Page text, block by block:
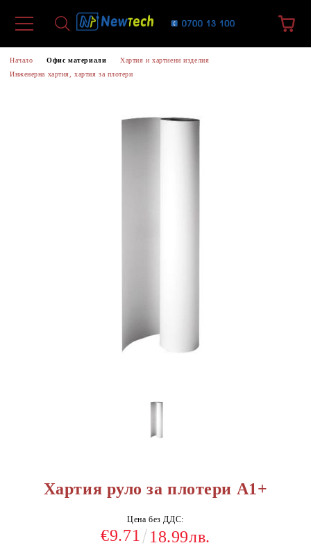
Начало Офис материали
Хартия и хартиени изделия
Инженерна хартия, хартия за плотери
Хартия руло за плотери А1+
Цена без ДДС:
€9.71 18.99лв.